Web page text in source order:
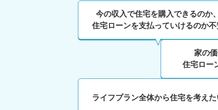
今の収入で住宅を購入できるのか
住宅ローンを支払っていけるのか不
家の
住宅ロー
ライフプラン全体から住宅を考えた